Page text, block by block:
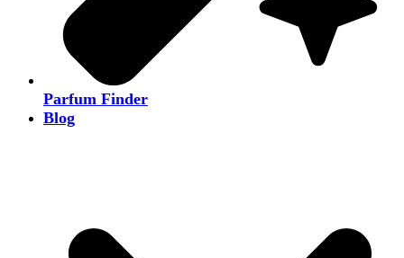
Parfum Finder
Blog